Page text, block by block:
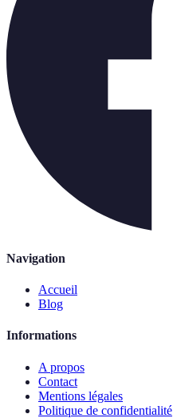
Navigation
Accueil
Blog
Informations
A propos
Contact
Mentions légales
Politique de confidentialité